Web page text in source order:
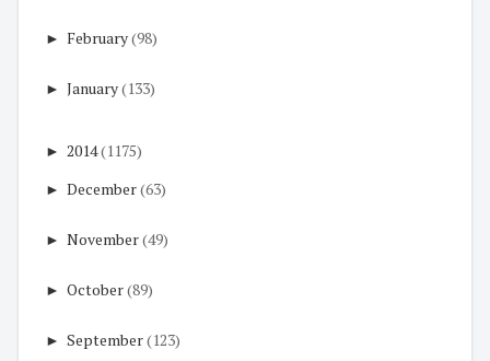
► February(98)
► January(133)
► 2014(1175)
► December(63)
► November(49)
► October(89)
► September(123)